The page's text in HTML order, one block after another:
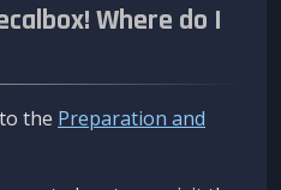
Where do I
the Preparation and